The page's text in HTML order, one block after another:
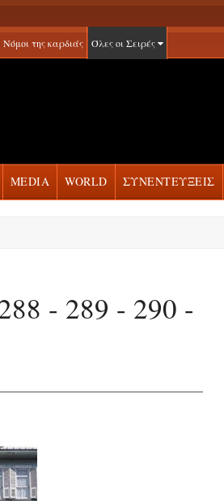
Νόμοι της καρδιάς Όλες οι Σειρές
MEDIA WORLD ΣΥΝΕΝΤΕΥΞΕΙΣ
- 289 - 290 -